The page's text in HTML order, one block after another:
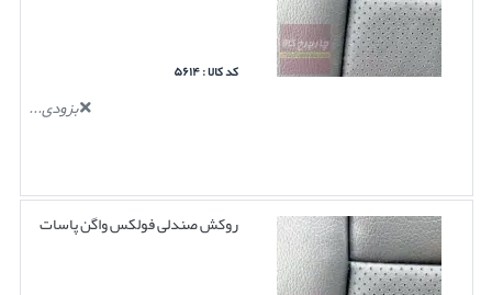
کد کالا : ۵۶۱۴
بزودی...
روکش صندلی فولکس واگن پاسات